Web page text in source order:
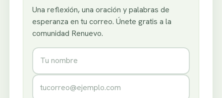
Una reflexión, una oración y palabras de
esperanza en tu correo. Únete gratis a la
comunidad Renuevo.
Nombre
Correo electrónico